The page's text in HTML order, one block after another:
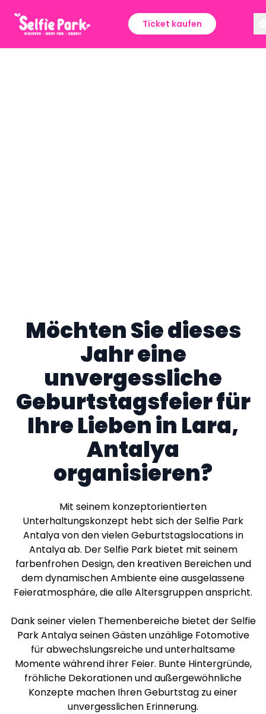
Ticket kaufen
Möchten Sie dieses
Jahr eine
unvergessliche
Geburtstagsfeier für
Ihre Lieben in Lara,
Antalya
organisieren?
Mit seinem konzeptorientierten
Unterhaltungskonzept hebt sich der Selfie Park
Antalya von den vielen Geburtstagslocations in
Antalya ab. Der Selfie Park bietet mit seinem
farbenfrohen Design, den kreativen Bereichen und
dem dynamischen Ambiente eine ausgelassene
Feieratmosphäre, die alle Altersgruppen anspricht.
Dank seiner vielen Themenbereiche bietet der Selfie
Park Antalya seinen Gästen unzählige Fotomotive
für abwechslungsreiche und unterhaltsame
Momente während ihrer Feier. Bunte Hintergründe,
fröhliche Dekorationen und außergewöhnliche
Konzepte machen Ihren Geburtstag zu einer
unvergesslichen Erinnerung.